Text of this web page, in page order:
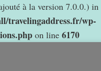
à la version 7.0.0.) in
travelingaddress.fr/wp-
on line 6170